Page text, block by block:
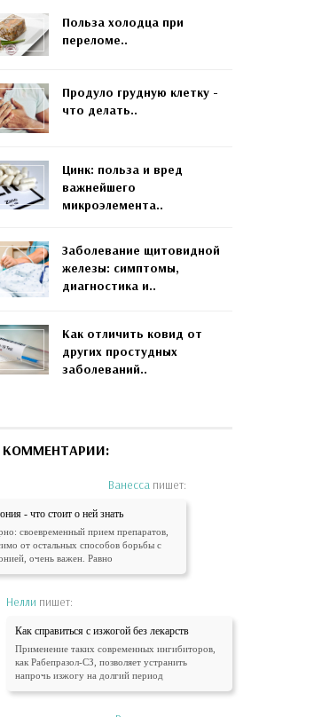
Польза холодца при
переломе..
Продуло грудную клетку -
что делать..
Цинк: польза и вред
важнейшего
микроэлемента..
Заболевание щитовидной
железы: симптомы,
диагностика и..
Как отличить ковид от
других простудных
заболеваний..
Ванесса пишет:
- что стоит о ней знать
своевременный прием препаратов,
от остальных способов борьбы с
очень важен. Равно
Нелли пишет:
Как справиться с изжогой без лекарств
Применение таких современных ингибиторов,
как Рабепразол-СЗ, позволяет устранить
напрочь изжогу на долгий период